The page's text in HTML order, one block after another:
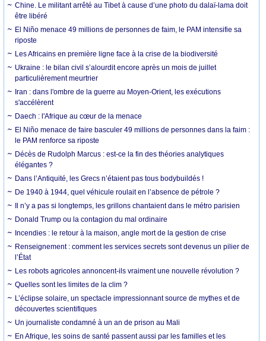
Chine. Le militant arrêté au Tibet à cause d’une photo du dalaï-lama doit
être libéré
El Niño menace 49 millions de personnes de faim, le PAM intensifie sa
riposte
Les Africains en première ligne face à la crise de la biodiversité
Ukraine : le bilan civil s’alourdit encore après un mois de juillet
particulièrement meurtrier
Iran : dans l'ombre de la guerre au Moyen-Orient, les exécutions
s'accélèrent
Daech : l'Afrique au cœur de la menace
El Niño menace de faire basculer 49 millions de personnes dans la faim :
le PAM renforce sa riposte
Décès de Rudolph Marcus : est-ce la fin des théories analytiques
élégantes ?
Dans l’Antiquité, les Grecs n’étaient pas tous bodybuildés !
De 1940 à 1944, quel véhicule roulait en l’absence de pétrole ?
Il n’y a pas si longtemps, les grillons chantaient dans le métro parisien
Donald Trump ou la contagion du mal ordinaire
Incendies : le retour à la maison, angle mort de la gestion de crise
Renseignement : comment les services secrets sont devenus un pilier de
l’État
Les robots agricoles annoncent-ils vraiment une nouvelle révolution ?
Quelles sont les limites de la clim ?
L’éclipse solaire, un spectacle impressionnant source de mythes et de
découvertes scientifiques
Un journaliste condamné à un an de prison au Mali
En Afrique, les soins de santé passent aussi par les familles et les